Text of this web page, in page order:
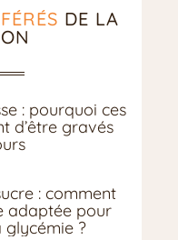
DE LA
: pourquoi ces
d’être gravés
: comment
adaptée pour
glycémie ?